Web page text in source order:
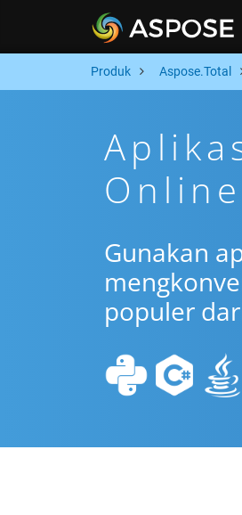
Produk Aspose.Total
Gunakan
populer